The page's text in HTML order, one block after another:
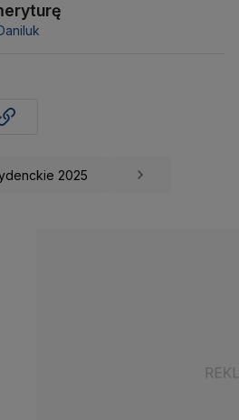
2025